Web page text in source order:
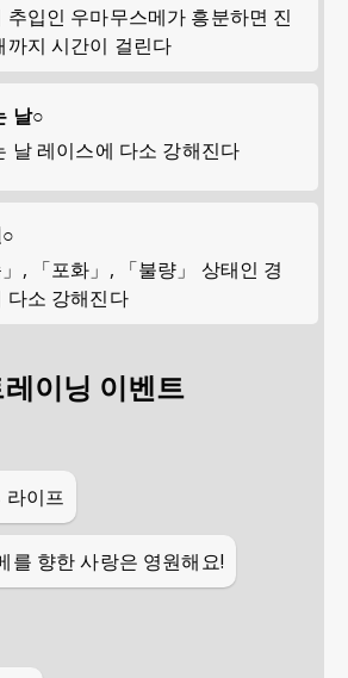
추입인 우마무스메가 흥분하면 진
까지 시간이 걸린다
날○
날 레이스에 다소 강해진다
」, 「포화」, 「불량」 상태인 경
다소 강해진다
이닝 이벤트
라이프
를 향한 사랑은 영원해요!